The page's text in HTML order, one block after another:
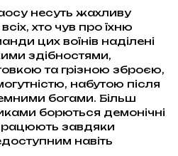
несуть жахливу
хто чув про їхню
цих воїнів наділені
здібностями,
та грізною зброєю,
набутою після
богами. Більш
борються демонічні
завдяки
навіть